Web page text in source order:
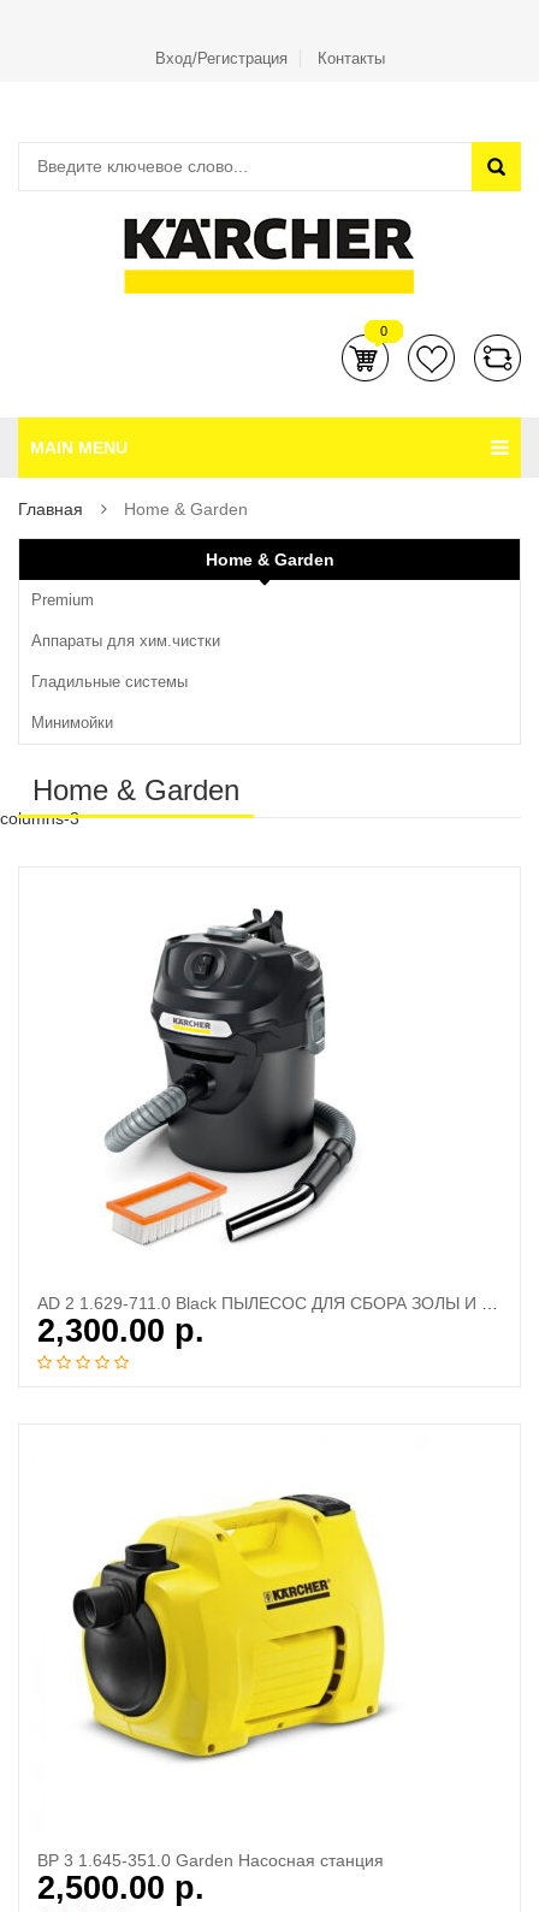
Вход/Регистрация Контакты
0
MAIN MENU
Главная Home & Garden
Home & Garden
Premium
Аппараты для хим.чистки
Гладильные системы
Минимойки
Home & Garden
columns-3
2,300.00 р.
BP 3 1.645-351.0 Garden Насосная станция
2,500.00 р.